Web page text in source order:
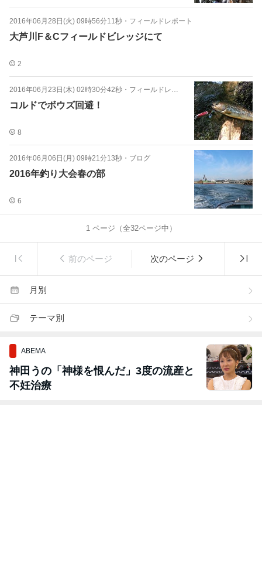
2016年06月28日(火) 09時56分11秒 ・ フィールドレポート
大芦川F＆Cフィールドビレッジにて
2
2016年06月23日(木) 02時30分42秒 ・ フィールドレポート
コルドでボウズ回避！
8
2016年06月06日(月) 09時21分13秒 ・ ブログ
2016年釣り大会春の部
6
1ページ（全32ページ中）
前のページ 次のページ
月別
テーマ別
ABEMA
神田うの「神様を恨んだ」3度の流産と
不妊治療